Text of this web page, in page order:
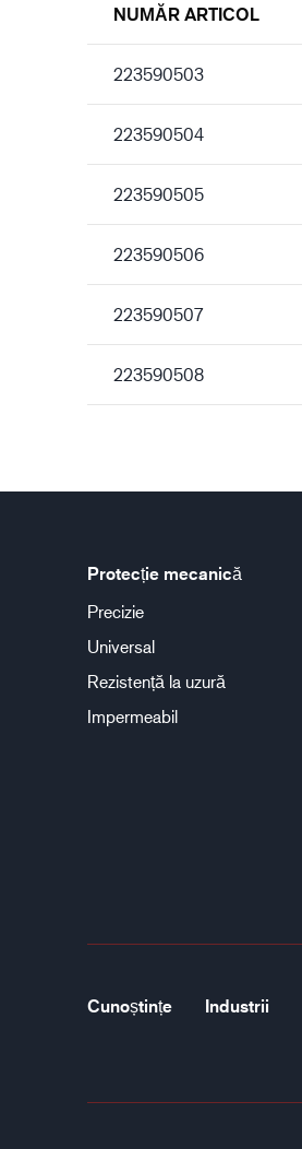
NUMĂR ARTICOL
223590503
223590504
223590505
223590506
223590507
223590508
Protecție mecanică
Precizie
Universal
Rezistență la uzură
Impermeabil
Cunoștințe Industrii